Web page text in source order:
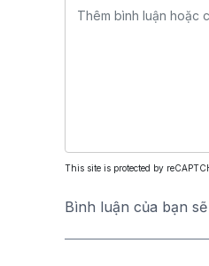
This site is protected by
Bình luận của bạn